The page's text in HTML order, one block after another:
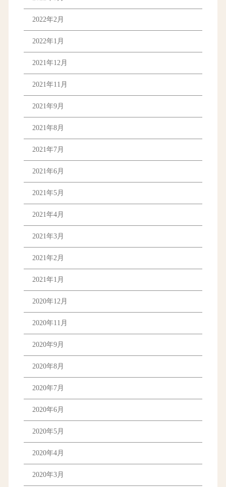
2022年2月
2022年1月
2021年12月
2021年11月
2021年9月
2021年8月
2021年7月
2021年6月
2021年5月
2021年4月
2021年3月
2021年2月
2021年1月
2020年12月
2020年11月
2020年9月
2020年8月
2020年7月
2020年6月
2020年5月
2020年4月
2020年3月